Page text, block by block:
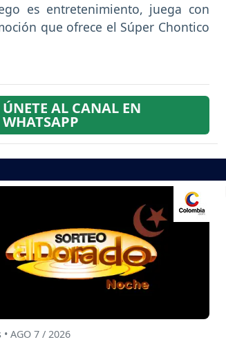
es entretenimiento, juega con
que ofrece el Súper Chontico
ÚNETE AL CANAL EN
WHATSAPP
AGO 7 / 2026